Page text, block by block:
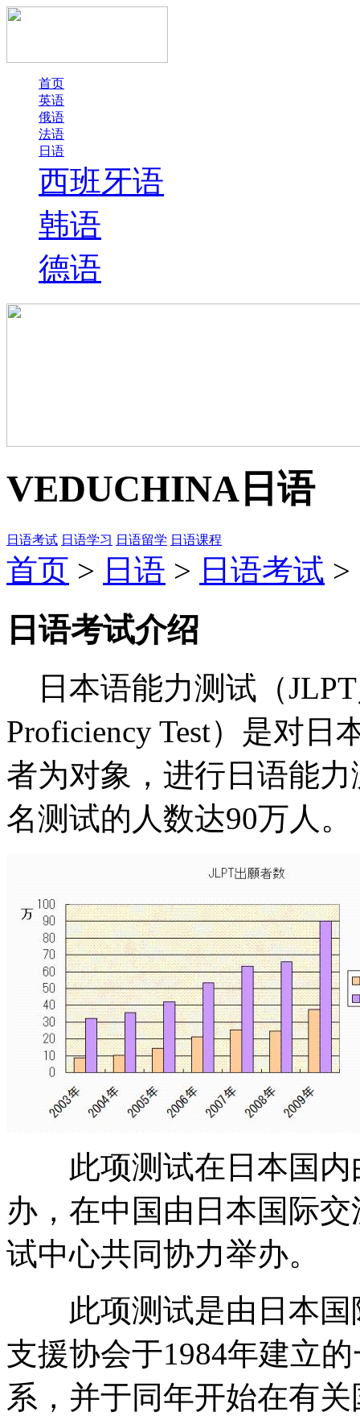
首页
英语
俄语
法语
日语
西班牙语
韩语
德语
VEDUCHINA 日语
日语考试 日语学习 日语留学 日语课程
首页 > 日语 > 日语考试 >
日语考试介绍
日本语能力测试（JLPT
Proficiency Test）是对
者为对象，进行日语能
名测试的人数达90万人。
此项测试在日本国内
办，在中国由日本国际
试中心共同协力举办。
此项测试是由日本国
支援协会于1984年建立
系，并于同年开始在有